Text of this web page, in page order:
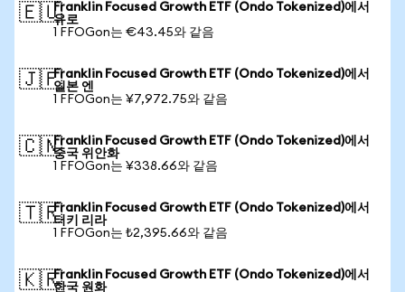
🇪🇺Franklin Focused Growth ETF (Ondo Tokenized)에서
유로
1 FFOGon는 €43.45와 같음
🇯🇵Franklin Focused Growth ETF (Ondo Tokenized)에서
일본 엔
1 FFOGon는 ¥7,972.75와 같음
🇨🇳Franklin Focused Growth ETF (Ondo Tokenized)에서
중국 위안화
1 FFOGon는 ¥338.66와 같음
🇹🇷Franklin Focused Growth ETF (Ondo Tokenized)에서
터키 리라
1 FFOGon는 ₺2,395.66와 같음
🇰🇷Franklin Focused Growth ETF (Ondo Tokenized)에서
한국 원화